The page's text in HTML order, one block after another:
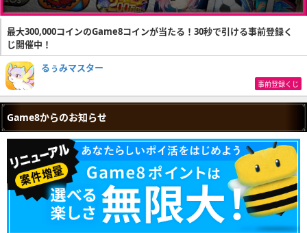
最大300,000コインのGame8コインが当たる！30秒で引ける事前登録く
じ開催中！
るぅみマスター
事前登録くじ
Game8からのお知らせ